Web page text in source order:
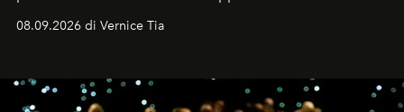
contemporaneo.
08.09.2026 di Vernice Tia